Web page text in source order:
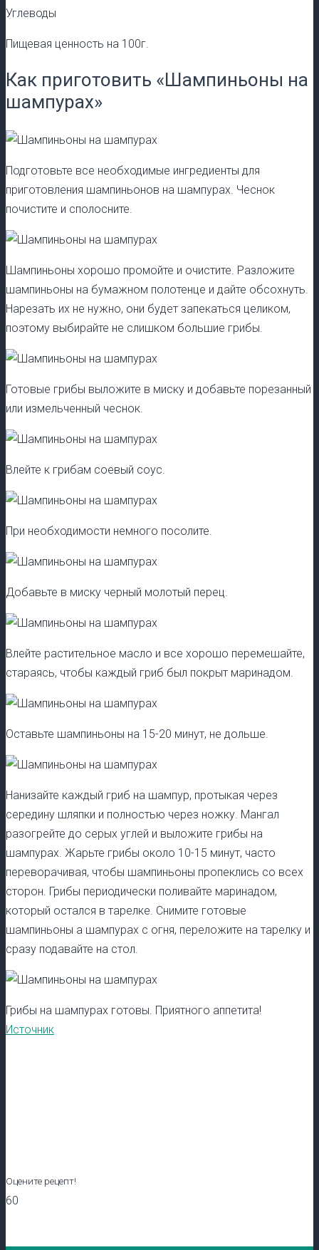
Углеводы
Пищевая ценность на 100г.
Как приготовить «Шампиньоны на
шампурах»
Подготовьте все необходимые ингредиенты для
приготовления шампиньонов на шампурах. Чеснок
почистите и сполосните.
Шампиньоны хорошо промойте и очистите. Разложите
шампиньоны на бумажном полотенце и дайте обсохнуть.
Нарезать их не нужно, они будет запекаться целиком,
поэтому выбирайте не слишком большие грибы.
Готовые грибы выложите в миску и добавьте порезанный
или измельченный чеснок.
Влейте к грибам соевый соус.
При необходимости немного посолите.
Добавьте в миску черный молотый перец.
Влейте растительное масло и все хорошо перемешайте,
стараясь, чтобы каждый гриб был покрыт маринадом.
Оставьте шампиньоны на 15-20 минут, не дольше.
Нанизайте каждый гриб на шампур, протыкая через
середину шляпки и полностью через ножку. Мангал
разогрейте до серых углей и выложите грибы на
шампурах. Жарьте грибы около 10-15 минут, часто
переворачивая, чтобы шампиньоны пропеклись со всех
сторон. Грибы периодически поливайте маринадом,
который остался в тарелке. Снимите готовые
шампиньоны а шампурах с огня, переложите на тарелку и
сразу подавайте на стол.
Грибы на шампурах готовы. Приятного аппетита!
Источник
Оцените рецепт!
60